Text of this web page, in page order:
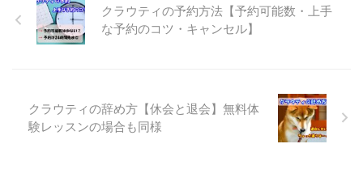
クラウティの予約方法【予約可能数・上手
な予約のコツ・キャンセル】
クラウティの辞め方【休会と退会】無料体
験レッスンの場合も同様